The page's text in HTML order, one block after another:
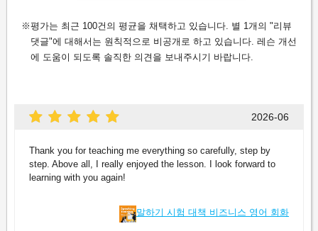
평가는 최근 100건의 평균을 채택하고 있습니다. 별 1개의 "리뷰
댓글"에 대해서는 원칙적으로 비공개로 하고 있습니다. 레슨 개선
에 도움이 되도록 솔직한 의견을 보내주시기 바랍니다.
2026-06
Thank you for teaching me everything so carefully, step by
step. Above all, I really enjoyed the lesson. I look forward to
learning with you again!
말하기 시험 대책 비즈니스 영어 회화